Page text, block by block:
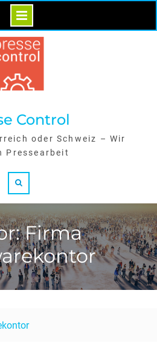
Control
oder Schweiz – Wir
Pressearbeit
Firma